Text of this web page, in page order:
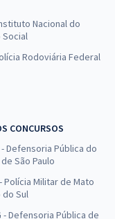
Nacional do
Social
Rodoviária Federal
CONCURSOS
- Defensoria Pública do
São Paulo
Polícia Militar de Mato
Sul
- Defensoria Pública de